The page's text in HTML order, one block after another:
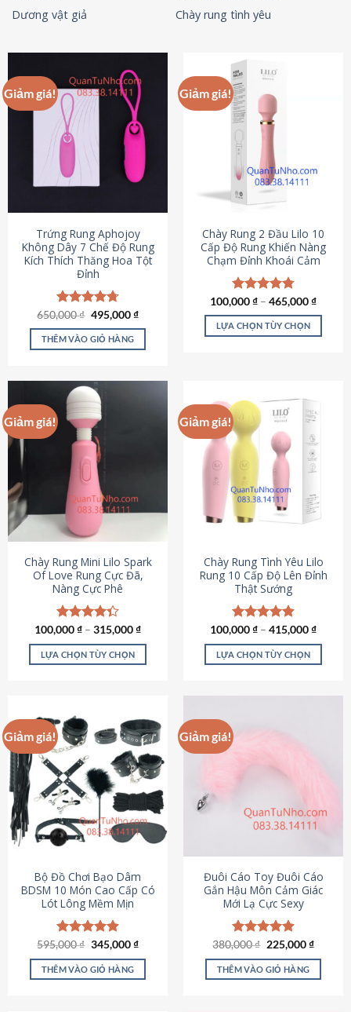
Dương vật giả
Chày rung tình yêu
Giảm giá!
Trứng Rung Aphojoy
Không Dây 7 Chế Độ Rung
Kích Thích Thăng Hoa Tột
Đỉnh
Được xếp
hạng4.72
5 sao
650,000₫ Giá
là:
650,000 ₫.
495,000₫Giá
tại
495,000 ₫.
THÊM VÀO GIỎ HÀNG
Giảm giá!
Chày Rung 2 Đầu Lilo 10
Cấp Độ Rung Khiến Nàng
Chạm Đỉnh Khoái Cảm
Được xếp
hạng4.80
5 sao
100,000₫ – 465,000₫
LỰA CHỌN TÙY CHỌN
nhiều
biến
thể.
Các
chọn
thể
chọn
trên
trang
sản
phẩm
Giảm giá!
Chày Rung Mini Lilo Spark
Of Love Rung Cực Đã,
Nàng Cực Phê
Được xếp
hạng4.33
5 sao
100,000₫ – 315,000₫
LỰA CHỌN TÙY CHỌN
có
nhiều
biến
thể.
Các
tùy
chọn
có
chọn
trên
trang
sản
phẩm
Giảm giá!
Chày Rung Tình Yêu Lilo
Rung 10 Cấp Độ Lên Đỉnh
Thật Sướng
Được xếp
hạng4.94
5 sao
100,000₫ – 415,000₫
LỰA CHỌN TÙY CHỌN
biến
thể.
chọn
chọn
trên
trang
sản
phẩm
Giảm giá!
Bộ Đồ Chơi Bạo Dâm
BDSM 10 Món Cao Cấp Có
Lót Lông Mềm Mịn
Được xếp
hạng4.88
5 sao
595,000₫ Giá
là:
595,000 ₫.
345,000₫Giá
tại
THÊM VÀO GIỎ HÀNG
Giảm giá!
Đuôi Cáo Toy Đuôi Cáo
Gắn Hậu Môn Cảm Giác
Mới Lạ Cực Sexy
Được xếp
hạng4.88
5 sao
380,000₫ Giá
là:
380,000 ₫.
225,000₫Giá
tại
THÊM VÀO GIỎ HÀNG